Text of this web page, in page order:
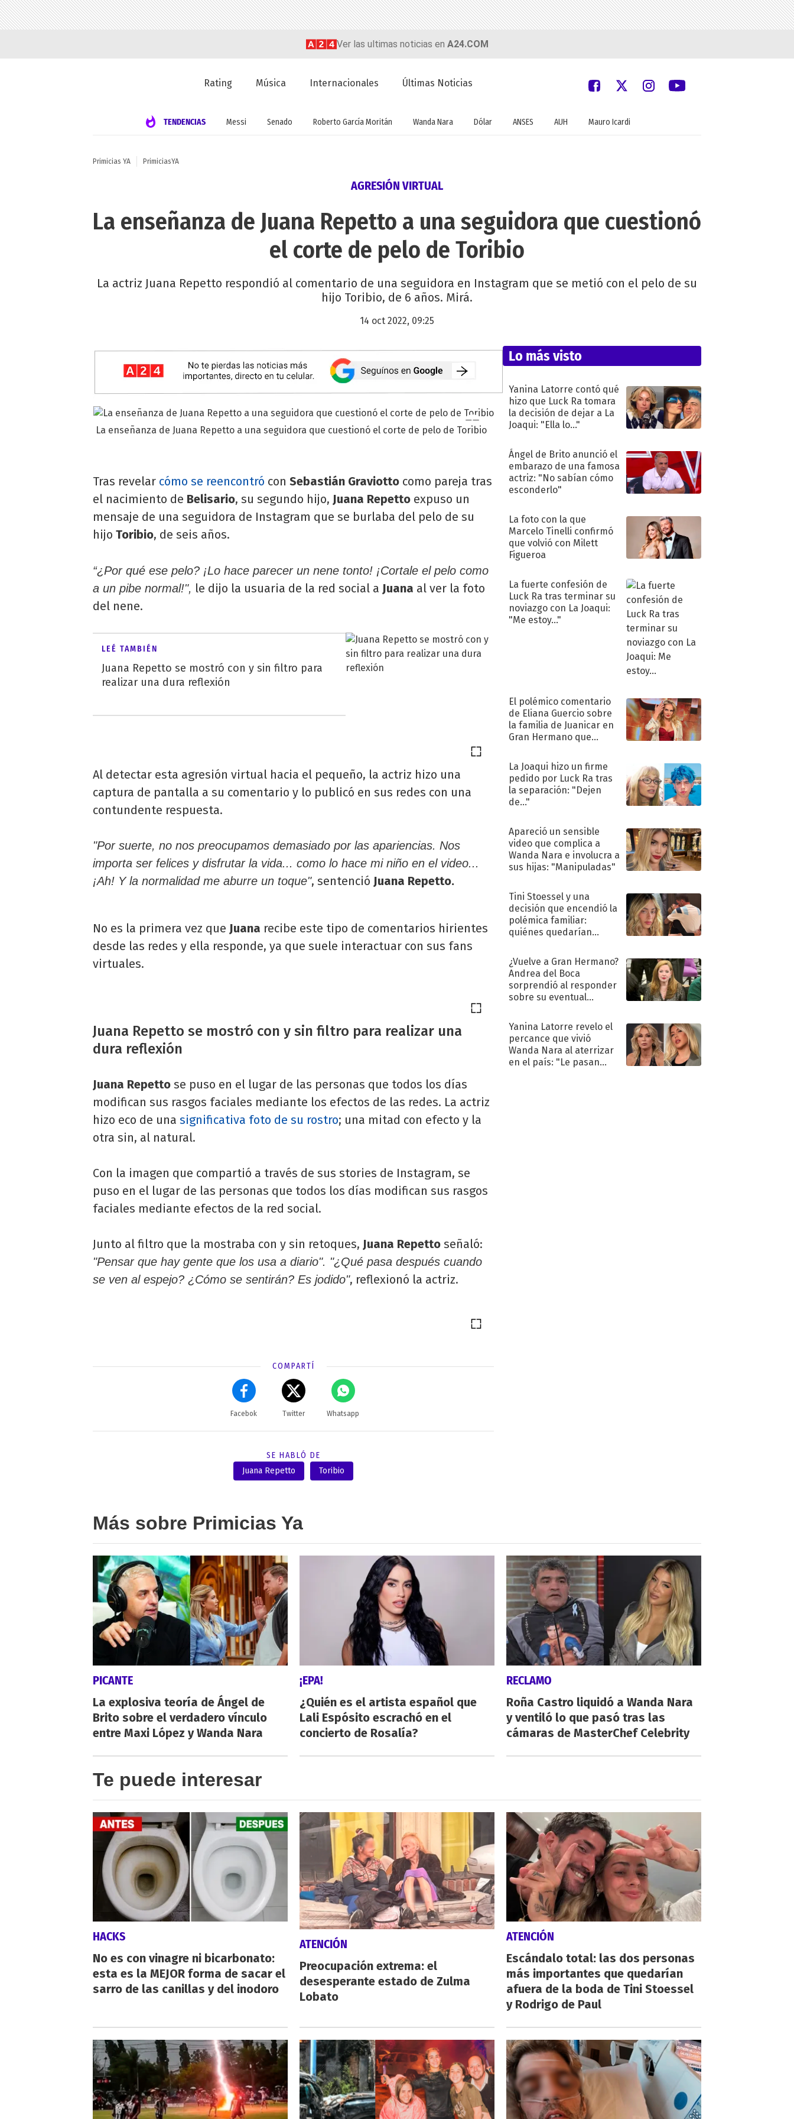
Ver las ultimas noticias en A24.COM
Rating Música Internacionales Últimas Noticias
TENDENCIAS Messi Senado Roberto García Moritán Wanda Nara Dólar ANSES AUH Mauro Icardi
Primicias YA PrimiciasYA
AGRESIÓN VIRTUAL
La enseñanza de Juana Repetto a una seguidora que cuestionó
el corte de pelo de Toribio
La actriz Juana Repetto respondió al comentario de una seguidora en Instagram que se metió con el pelo de su
hijo Toribio, de 6 años. Mirá.
14 oct 2022, 09:25
La enseñanza de Juana Repetto a una seguidora que cuestionó el corte de pelo de Toribio
Tras revelar cómo se reencontró con Sebastián Graviotto como pareja tras
el nacimiento de Belisario, su segundo hijo, Juana Repetto expuso un
mensaje de una seguidora de Instagram que se burlaba del pelo de su
hijo Toribio, de seis años.
“¿Por qué ese pelo? ¡Lo hace parecer un nene tonto! ¡Cortale el pelo como
a un pibe normal!", le dijo la usuaria de la red social a Juana al ver la foto
del nene.
LEÉ TAMBIÉN
Juana Repetto se mostró con y sin filtro para
realizar una dura reflexión
Al detectar esta agresión virtual hacia el pequeño, la actriz hizo una
captura de pantalla a su comentario y lo publicó en sus redes con una
contundente respuesta.
"Por suerte, no nos preocupamos demasiado por las apariencias. Nos
importa ser felices y disfrutar la vida... como lo hace mi niño en el video...
¡Ah! Y la normalidad me aburre un toque", sentenció Juana Repetto.
No es la primera vez que Juana recibe este tipo de comentarios hirientes
desde las redes y ella responde, ya que suele interactuar con sus fans
virtuales.
Juana Repetto se mostró con y sin filtro para realizar una
dura reflexión
Juana Repetto se puso en el lugar de las personas que todos los días
modifican sus rasgos faciales mediante los efectos de las redes. La actriz
hizo eco de una significativa foto de su rostro; una mitad con efecto y la
otra sin, al natural.
Con la imagen que compartió a través de sus stories de Instagram, se
puso en el lugar de las personas que todos los días modifican sus rasgos
faciales mediante efectos de la red social.
Junto al filtro que la mostraba con y sin retoques, Juana Repetto señaló:
"Pensar que hay gente que los usa a diario". "¿Qué pasa después cuando
se ven al espejo? ¿Cómo se sentirán? Es jodido", reflexionó la actriz.
COMPARTÍ
Facebok Twitter Whatsapp
SE HABLÓ DE
Juana Repetto
Toribio
Lo más visto
Yanina Latorre contó qué
hizo que Luck Ra tomara
la decisión de dejar a La
Joaqui: "Ella lo..."
Ángel de Brito anunció el
embarazo de una famosa
actriz: "No sabían cómo
esconderlo"
La foto con la que
Marcelo Tinelli confirmó
que volvió con Milett
Figueroa
La fuerte confesión de
Luck Ra tras terminar su
noviazgo con La Joaqui:
"Me estoy..."
El polémico comentario
de Eliana Guercio sobre
la familia de Juanicar en
Gran Hermano que
La Joaqui hizo un firme
pedido por Luck Ra tras
la separación: "Dejen
de..."
Apareció un sensible
video que complica a
Wanda Nara e involucra a
sus hijas: "Manipuladas"
Tini Stoessel y una
decisión que encendió la
polémica familiar:
quiénes quedarían
¿Vuelve a Gran Hermano?
Andrea del Boca
sorprendió al responder
sobre su eventual
Yanina Latorre revelo el
percance que vivió
Wanda Nara al aterrizar
en el país: "Le pasan
Más sobre Primicias Ya
PICANTE
La explosiva teoría de Ángel de
Brito sobre el verdadero vínculo
entre Maxi López y Wanda Nara
¡EPA!
¿Quién es el artista español que
Lali Espósito escrachó en el
concierto de Rosalía?
RECLAMO
Roña Castro liquidó a Wanda Nara
y ventiló lo que pasó tras las
cámaras de MasterChef Celebrity
Te puede interesar
HACKS
No es con vinagre ni bicarbonato:
esta es la MEJOR forma de sacar el
sarro de las canillas y del inodoro
ATENCIÓN
Preocupación extrema: el
desesperante estado de Zulma
Lobato
ATENCIÓN
Escándalo total: las dos personas
más importantes que quedarían
afuera de la boda de Tini Stoessel
y Rodrigo de Paul